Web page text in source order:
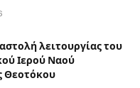
λειτουργίας του
Ιερού Ναού
Θεοτόκου